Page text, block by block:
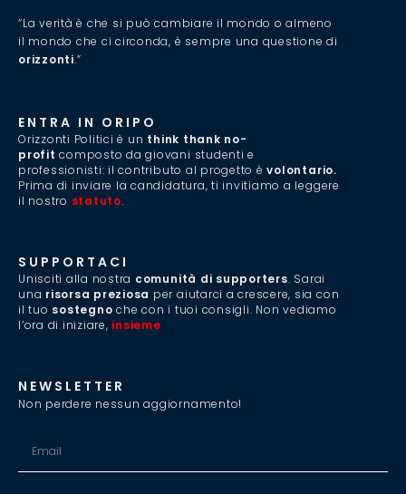
“La verità è che si può cambiare il mondo o almeno
il mondo che ci circonda, è sempre una questione di
orizzonti.”
ENTRA IN ORIPO
Orizzonti Politici è un think thank no-
profit composto da giovani studenti e
professionisti: il contributo al progetto èvolontario.
Prima di inviare la candidatura, ti invitiamo a leggere
il nostro statuto.
SUPPORTACI
Unisciti alla nostra comunità di supporters. Sarai
una risorsa preziosa per aiutarci a crescere, sia con
il tuo sostegno che con i tuoi consigli. Non vediamo
l’ora di iniziare, insieme
NEWSLETTER
Non perdere nessun aggiornamento!